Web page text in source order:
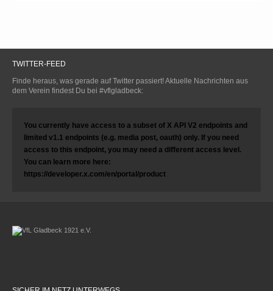
TWITTER-FEED
Finde heraus, was gerade auf Twitter passiert! Aktuelle Nachrichten aus
dem Verein findest Du bei #vflgladbeck:
You currently have access to a subset of X API V2 endpoints and
limited v1.1 endpoints (e.g. media post, oauth) only. If you need
access to this endpoint, you may need a different access level.
You can learn more here:
https://developer.x.com/en/portal/product